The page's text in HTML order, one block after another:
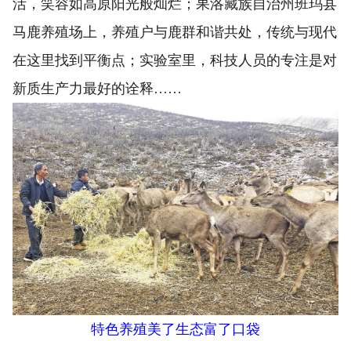
活，笑容如高原阳光般灿烂；果洛藏族自治州班玛县
马鹿养殖场上，养殖户与鹿群和谐共处，传统与现代
在这里找到平衡点；实验室里，科技人员的专注是对
新质生产力最好的诠释……
特色养殖美了生态富了口袋